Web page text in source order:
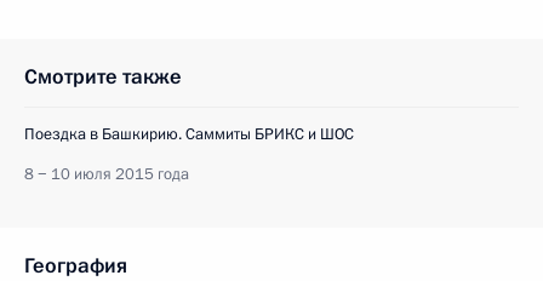
Смотрите также
Поездка в Башкирию. Саммиты БРИКС и ШОС
8 − 10 июля 2015 года
География